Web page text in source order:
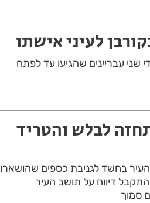
לעיני אישתו
עבריינים שהגיעו עד לפתח
לבלש והטריד
בחשד לגניבת כספים שהושארו
דיווח על תושב העיר
סמוך